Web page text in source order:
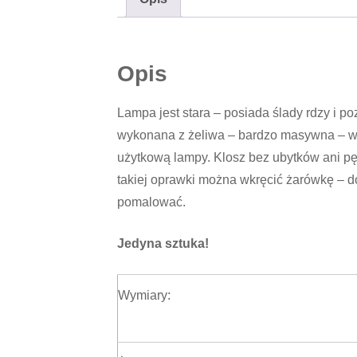
Opis
Lampa jest stara – posiada ślady rdzy i
wykonana z żeliwa – bardzo masywna –
użytkową lampy. Klosz bez ubytków ani
takiej oprawki można wkręcić żarówkę –
pomalować.
Jedyna sztuka!
Wymiary: